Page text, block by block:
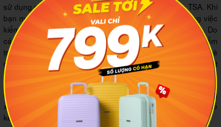
sử dụng chìa khóa chuyên biệt dành riêng cho khóa TSA. Khi
bạn mua vali đi du lịch có khóa số TSA rất thuận lợi trong việc
kiểm tra hành lý cho chuyến đi du lịch, công tác của bạn. Do
các loại khóa dây thông thường phải cắt bỏ ra mới có thể kiểm
tra hành lý, dễ gây tổn hại cho vali. Còn với khóa số TSA sẽ
được mở bằng chìa khóa riêng nên không gây ra bất cứ thiệt
hại nào đến hành lý.
- Bánh xe xoay 360 độ: Nên chọn bánh xe có có khả năng
xoay 360 độ để giúp bạn dễ dàng di chuyển trong mọi tư thế
kéo hay đẩy,...